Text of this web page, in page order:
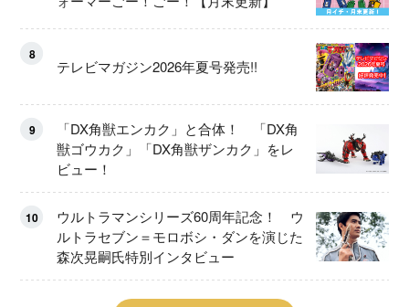
8
テレビマガジン2026年夏号発売!!
9
「DX角獣エンカク」と合体！ 「DX角
獣ゴウカク」「DX角獣ザンカク」をレ
ビュー！
10
ウルトラマンシリーズ60周年記念！ ウ
ルトラセブン＝モロボシ・ダンを演じた
森次晃嗣氏特別インタビュー